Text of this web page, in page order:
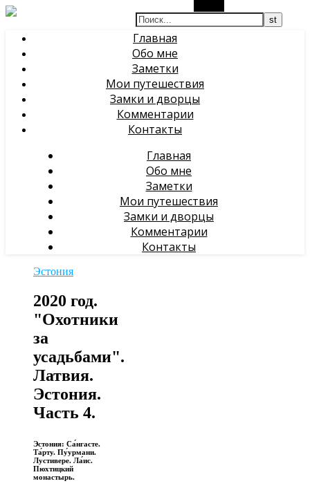
Главная
Обо мне
Заметки
Мои путешествия
Замки и дворцы
Комментарии
Контакты
Главная
Обо мне
Заметки
Мои путешествия
Замки и дворцы
Комментарии
Контакты
Эстония
2020 год.
"Охотники
за
усадьбами".
Латвия.
Эстония.
Часть 4.
Эстония: Са́нгасте.
Та́рту. Пу́урмани.
Лустивере. Ла́ис.
Пюхтицкий
монастырь.